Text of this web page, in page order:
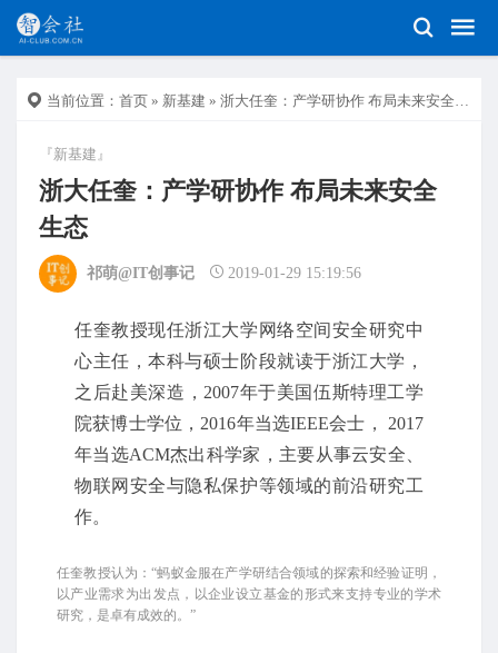
当前位置： 首页 » 新基建 » 浙大任奎：产学研协作 布局未来安全生态
『新基建』
浙大任奎：产学研协作 布局未来安全
生态
祁萌@IT创事记 2019-01-29 15:19:56
任奎教授现任浙江大学网络空间安全研究中
心主任，本科与硕士阶段就读于浙江大学，
之后赴美深造，2007年于美国伍斯特理工学
院获博士学位，2016年当选IEEE会士， 2017
年当选ACM杰出科学家，主要从事云安全、
物联网安全与隐私保护等领域的前沿研究工
作。
任奎教授认为：“蚂蚁金服在产学研结合领域的探索和经验证明，
以产业需求为出发点，以企业设立基金的形式来支持专业的学术
研究，是卓有成效的。”